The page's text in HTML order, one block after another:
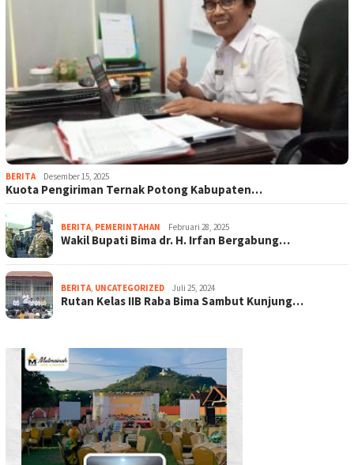
BERITA Desember 15, 2025
Kuota Pengiriman Ternak Potong Kabupaten…
BERITA, PEMERINTAHAN Februari 28, 2025
Wakil Bupati Bima dr. H. Irfan Bergabung…
BERITA, UNCATEGORIZED Juli 25, 2024
Rutan Kelas IIB Raba Bima Sambut Kunjung…